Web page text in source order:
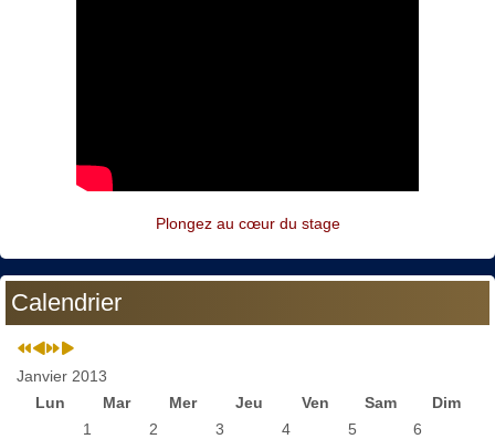
Plongez au cœur du stage
Calendrier
Janvier 2013
Lun
Mar Mer Jeu Ven Sam
Dim
1
2 3 4 5
6